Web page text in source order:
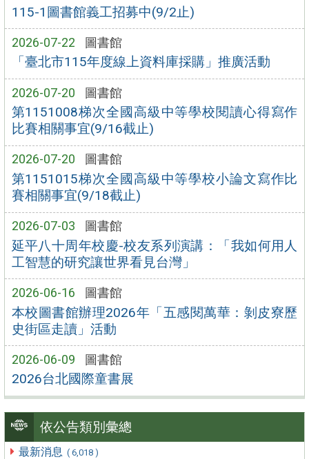
115-1圖書館義工招募中(9/2止)
2026-07-22 圖書館
「臺北市115年度線上資料庫採購」推廣活動
2026-07-20 圖書館
第1151008梯次全國高級中等學校閱讀心得寫作
比賽相關事宜(9/16截止)
2026-07-20 圖書館
第1151015梯次全國高級中等學校小論文寫作比
賽相關事宜(9/18截止)
2026-07-03 圖書館
延平八十周年校慶-校友系列演講：「我如何用人
工智慧的研究讓世界看見台灣」
2026-06-16 圖書館
本校圖書館辦理2026年「五感閱萬華：剝皮寮歷
史街區走讀」活動
2026-06-09 圖書館
2026台北國際童書展
依公告類別彙總
最新消息 ( 6,018 )